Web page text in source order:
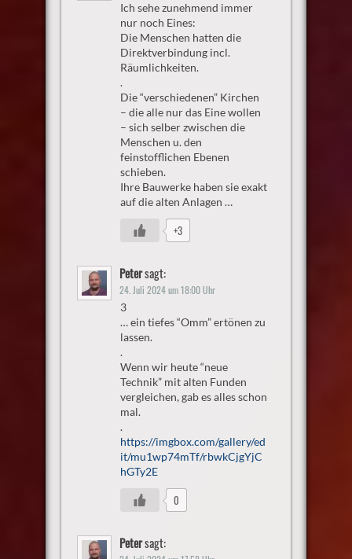
Ich sehe zunehmend immer
nur noch Eines:
Die Menschen hatten die
Direktverbindung incl.
Räumlichkeiten.
.
Die “verschiedenen” Kirchen
– die alle nur das Eine wollen
– sich selber zwischen die
Menschen u. den
feinstofflichen Ebenen
schieben.
Ihre Bauwerke haben sie exakt
auf die alten Anlagen …
+3
Petersagt:
24. Juli 2024 um 18:00 Uhr
3
… ein tiefes “Omm” ertönen zu
lassen.
.
Wenn wir heute “neue
Technik” mit alten Funden
vergleichen, gab es alles schon
mal.
.
https://imgbox.com/gallery/ed
it/mu1wp74mTf/rbwkCjgYjC
hGTy2E
0
Petersagt: